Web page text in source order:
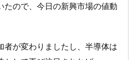
たので、今日の新興市場の値動
者が変わりましたし、半導体は